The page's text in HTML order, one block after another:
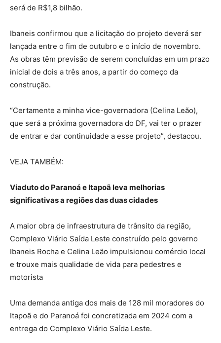
será de R$1,8 bilhão.
Ibaneis confirmou que a licitação do projeto deverá ser
lançada entre o fim de outubro e o início de novembro.
As obras têm previsão de serem concluídas em um prazo
inicial de dois a três anos, a partir do começo da
construção.
“Certamente a minha vice-governadora (Celina Leão),
que será a próxima governadora do DF, vai ter o prazer
de entrar e dar continuidade a esse projeto”, destacou.
VEJA TAMBÉM:
Viaduto do Paranoá e Itapoã leva melhorias
significativas a regiões das duas cidades
A maior obra de infraestrutura de trânsito da região,
Complexo Viário Saída Leste construído pelo governo
Ibaneis Rocha e Celina Leão impulsionou comércio local
e trouxe mais qualidade de vida para pedestres e
motorista
Uma demanda antiga dos mais de 128 mil moradores do
Itapoã e do Paranoá foi concretizada em 2024 com a
entrega do Complexo Viário Saída Leste.